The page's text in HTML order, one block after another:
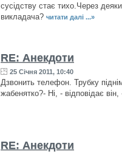
сусідству стає тихо.Через
викладача? читати далі ...»
RE: Анекдоти
25 Січня 2011, 10:40
Дзвонить телефон. Трубку
жабенятко?- Ні, - відповідає
RE: Анекдоти